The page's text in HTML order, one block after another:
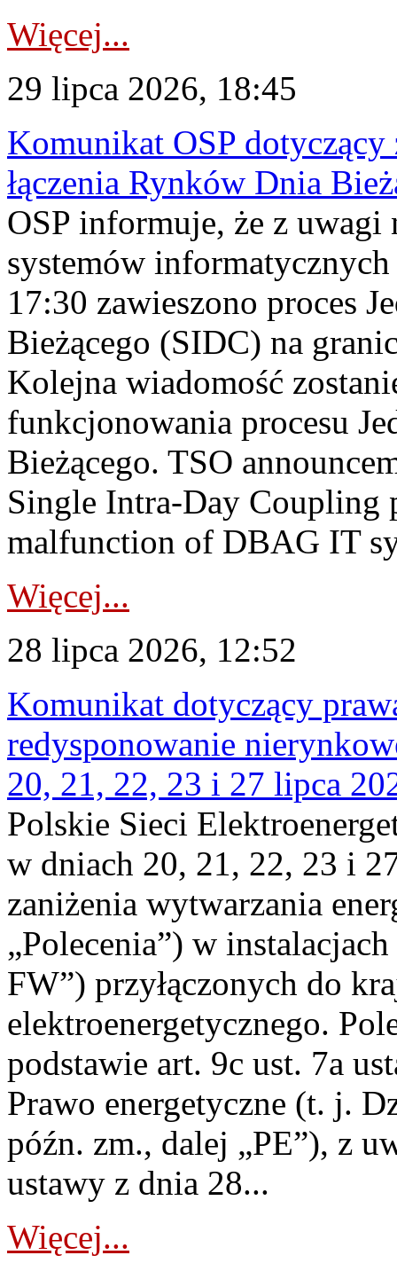
Więcej...
29 lipca 2026, 18:45
Komunikat OSP dotyczący
łączenia Rynków Dnia
OSP informuje, że z uwagi
systemów
17:30 zawieszono proces
Bieżącego (SIDC) na
Kolejna wiadomość
funkcjonowania procesu
Bieżącego. TSO
Single Intra-Day Coupling
malfunction of DBAG IT
Więcej...
28 lipca 2026, 12:52
Komunikat dotyczący
redysponowanie
20, 21, 22, 23 i 27 lipca
Polskie Sieci
w dniach 20, 21, 22, 23 i
zaniżenia wytwarzania
„Polecenia”) w
FW”) przyłączonych do
elektroenergetycznego.
podstawie art. 9c ust. 7a
Prawo energetyczne (t. j.
późn. zm., dalej „PE”), z
ustawy z dnia 28...
Więcej...